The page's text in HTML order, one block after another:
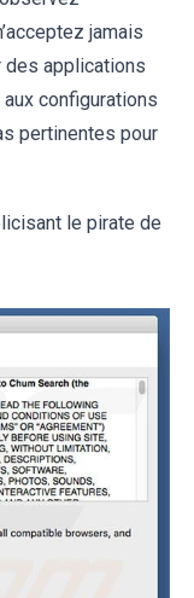
jamais
des applications
configurations
pertinentes pour
le pirate de